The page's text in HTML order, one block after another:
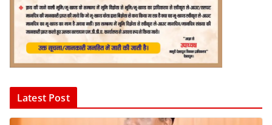
Latest Post